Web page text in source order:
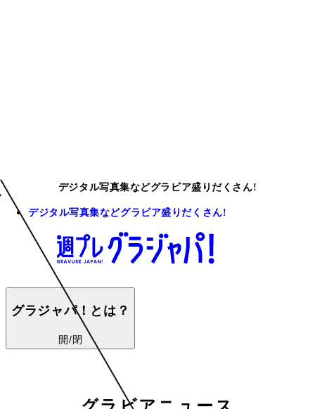
デジタル写真集などグラビア盛りだくさん!
デジタル写真集などグラビア盛りだくさん!
グラジャパ！とは？
開/閉